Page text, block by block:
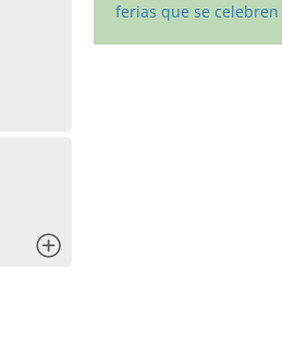
ferias que se